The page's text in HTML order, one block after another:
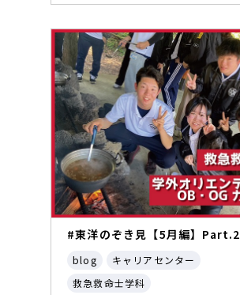
#東洋のぞき見【5月編】Part.2
blog
キャリアセンター
救急救命士学科